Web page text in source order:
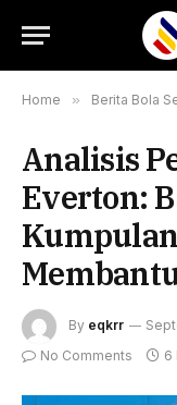
Home » Berita Bola
Analisis
Everton:
By eqkrr
No Comments 6